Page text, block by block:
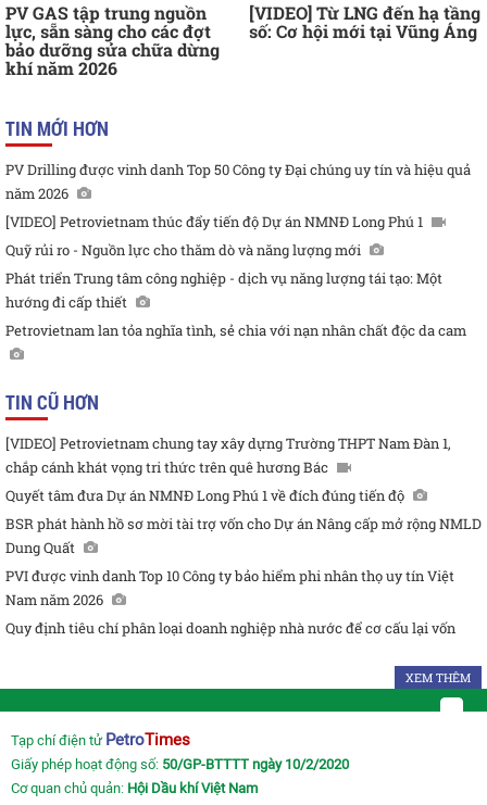
PV GAS tập trung nguồn
lực, sẵn sàng cho các đợt
bảo dưỡng sửa chữa dừng
khí năm 2026
[VIDEO] Từ LNG đến hạ tầng
số: Cơ hội mới tại Vũng Áng
TIN MỚI HƠN
PV Drilling được vinh danh Top 50 Công ty Đại chúng uy tín và hiệu quả
năm 2026
[VIDEO] Petrovietnam thúc đẩy tiến độ Dự án NMNĐ Long Phú 1
Quỹ rủi ro - Nguồn lực cho thăm dò và năng lượng mới
Phát triển Trung tâm công nghiệp - dịch vụ năng lượng tái tạo: Một
hướng đi cấp thiết
Petrovietnam lan tỏa nghĩa tình, sẻ chia với nạn nhân chất độc da cam
TIN CŨ HƠN
[VIDEO] Petrovietnam chung tay xây dựng Trường THPT Nam Đàn 1,
chắp cánh khát vọng tri thức trên quê hương Bác
Quyết tâm đưa Dự án NMNĐ Long Phú 1 về đích đúng tiến độ
BSR phát hành hồ sơ mời tài trợ vốn cho Dự án Nâng cấp mở rộng NMLD
Dung Quất
PVI được vinh danh Top 10 Công ty bảo hiểm phi nhân thọ uy tín Việt
Nam năm 2026
Quy định tiêu chí phân loại doanh nghiệp nhà nước để cơ cấu lại vốn
XEM THÊM
Tạp chí điện tử PetroTimes
Giấy phép hoạt động số: 50/GP-BTTTT ngày 10/2/2020
Cơ quan chủ quản: Hội Dầu khí Việt Nam